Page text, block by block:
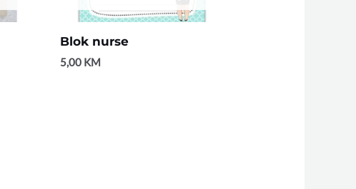
Blok nurse
5,00 KM